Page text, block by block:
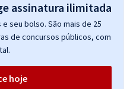
seu bolso. São mais de 25
de concursos públicos, com
hoje